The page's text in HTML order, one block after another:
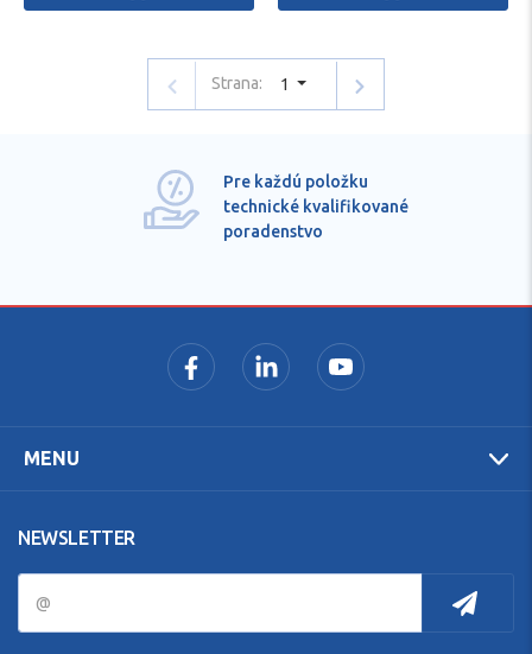
Strana: 1
Pre každú položku
technické kvalifikované
poradenstvo
MENU
NEWSLETTER